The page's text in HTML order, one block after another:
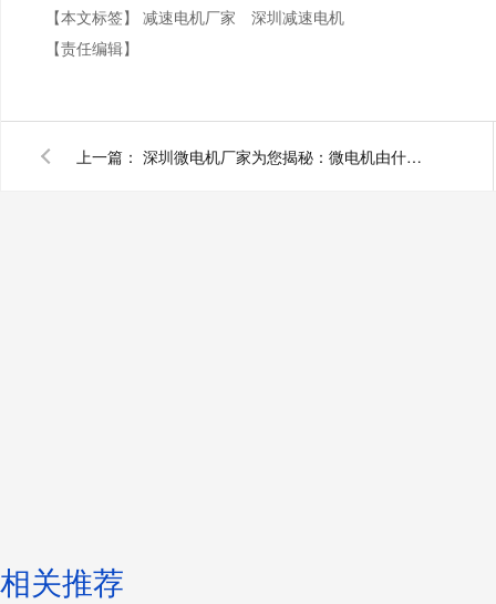
【本文标签】 减速电机厂家
深圳减速电机
【责任编辑】
上一篇： 深圳微电机厂家为您揭秘：微电机由什么料件构成？
相关推荐